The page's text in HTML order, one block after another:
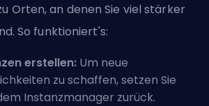
Orten, an denen Sie viel stärker
So funktioniert's:
erstellen: Um neue
zu schaffen, setzen Sie
Instanzmanager zurück.